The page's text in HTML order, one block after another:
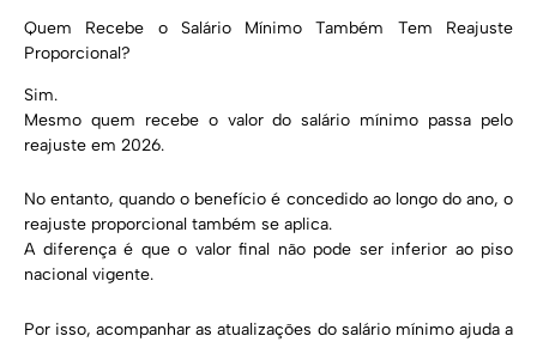
Quem Recebe o Salário Mínimo Também Tem Reajuste
Proporcional?
Sim.
Mesmo quem recebe o valor do salário mínimo passa pelo
reajuste em 2026.
No entanto, quando o benefício é concedido ao longo do ano, o
reajuste proporcional também se aplica.
A diferença é que o valor final não pode ser inferior ao piso
nacional vigente.
Por isso, acompanhar as atualizações do salário mínimo ajuda a